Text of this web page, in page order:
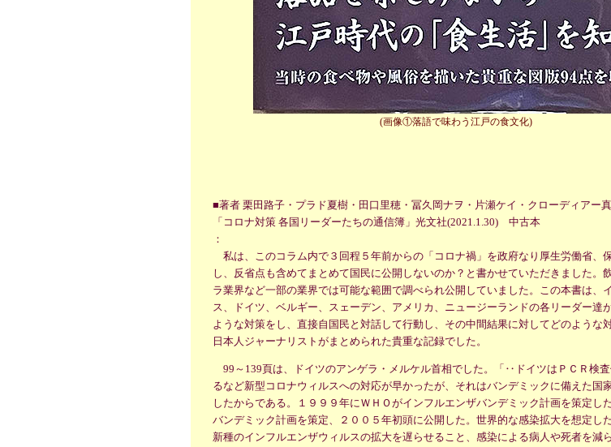
(画像①落語で味わう江戸の食文化)
■著者 栗田路子・プラド夏樹・田口里穂・冨久岡ナヲ・片瀬ケイ・クローディアー
「コロナ対策 各国リーダーたちの通信簿」光文社(2021.1.30) 中古本
：
私は、このコラム内で３回程５年前からの「コロナ禍」を政府なり厚生労働省、
し、反省点も含めてまとめて国民に公開しないのか？と書かせていただきました。
ラ業界など一部の業界では可能な範囲で調べられ公開していました。この本書は、
ス、ドイツ、ベルギー、スェーデン、アメリカ、ニュージーランドの各リーダー達
ような対策をし、直接自国民と対話して行動し、その中間結果に対してどのような
日本人ジャーナリストがまとめられた貴重な記録でした。
99～139頁は、ドイツのアンゲラ・メルケル首相でした。「‥ドイツはＰＣＲ検査
るなど新型コロナウィルスへの対応が早かったが、それはバンデミックに備えた国
したからである。１９９９年にＷＨＯがインフルエンザバンデミック計画を策定し
バンデミック計画を策定、２００５年初頭に公開した。世界的な感染拡大を想定し
新種のインフルエンザウィルスの拡大を遅らせること、感染による病人や死者を減